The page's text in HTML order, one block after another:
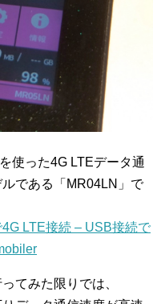
使った4G LTEデータ通
である「MR04LN」で
LTE接続 – USB接続で
てみた限りでは、